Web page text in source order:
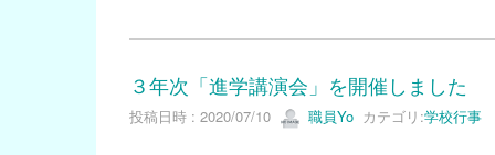
３年次「進学講演会」を開催しました
投稿日時 : 2020/07/10 職員Yo カテゴリ:学校行事